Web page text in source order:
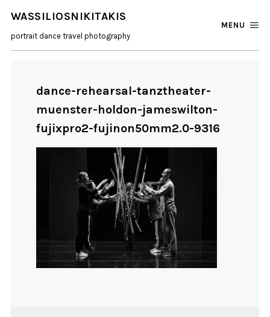
WASSILIOSNIKITAKIS
portrait dance travel photography
MENU
dance-rehearsal-tanztheater-
muenster-holdon-jameswilton-
fujixpro2-fujinon50mm2.0-9316